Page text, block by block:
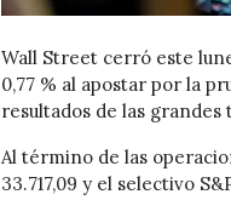
Wall Street cerró este
0,77 % al apostar por la
resultados de las grandes
Al término de las
33.717,09 y el selectivo